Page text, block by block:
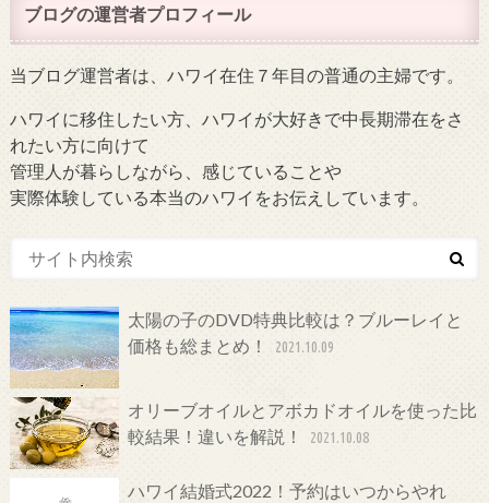
ブログの運営者プロフィール
当ブログ運営者は、ハワイ在住７年目の普通の主婦です。
ハワイに移住したい方、ハワイが大好きで中長期滞在をさ
れたい方に向けて
管理人が暮らしながら、感じていることや
実際体験している本当のハワイをお伝えしています。
太陽の子のDVD特典比較は？ブルーレイと
価格も総まとめ！
2021.10.09
オリーブオイルとアボカドオイルを使った比
較結果！違いを解説！
2021.10.08
ハワイ結婚式2022！予約はいつからやれ